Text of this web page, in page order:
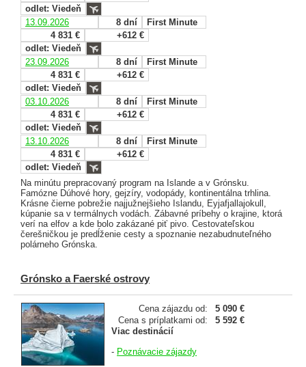
odlet: Viedeň
13.09.2026
8 dní
First Minute
4 831 €
+612 €
odlet: Viedeň
23.09.2026
8 dní
First Minute
4 831 €
+612 €
odlet: Viedeň
03.10.2026
8 dní
First Minute
4 831 €
+612 €
odlet: Viedeň
13.10.2026
8 dní
First Minute
4 831 €
+612 €
odlet: Viedeň
Na minútu prepracovaný program na Islande a v Grónsku.
Famózne Dúhové hory, gejzíry, vodopády, kontinentálna trhlina.
Krásne čierne pobrežie najjužnejšieho Islandu, Eyjafjallajokull,
kúpanie sa v termálnych vodách. Zábavné príbehy o krajine, ktorá
verí na elfov a kde bolo zakázané piť pivo. Cestovateľskou
čerešničkou je predĺženie cesty a spoznanie nezabudnuteľného
polárneho Grónska.
Grónsko a Faerské ostrovy
Cena zájazdu od:
5 090 €
Cena s príplatkami od:
5 592 €
Viac destinácií
- Poznávacie zájazdy